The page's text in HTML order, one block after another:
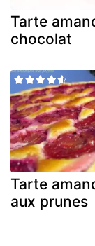
Tarte
chocolat
Tarte
aux prunes